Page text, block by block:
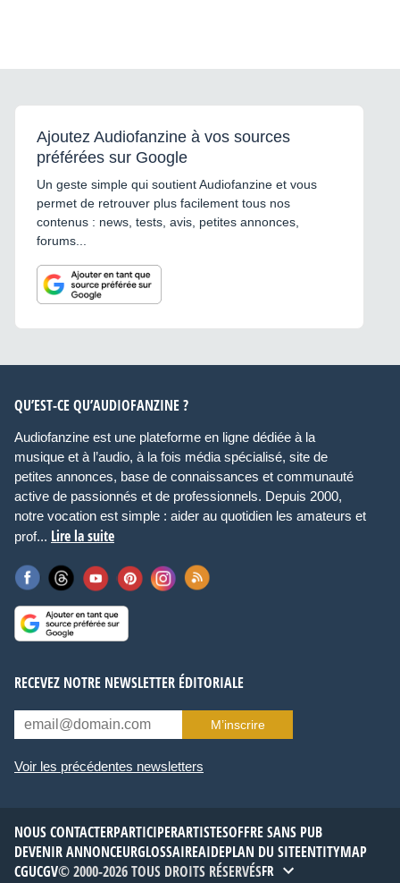
Ajoutez Audiofanzine à vos sources
préférées sur Google
Un geste simple qui soutient Audiofanzine et vous
permet de retrouver plus facilement tous nos
contenus : news, tests, avis, petites annonces,
forums...
QU’EST-CE QU’AUDIOFANZINE ?
Audiofanzine est une plateforme en ligne dédiée à la
musique et à l’audio, à la fois média spécialisé, site de
petites annonces, base de connaissances et communauté
active de passionnés et de professionnels. Depuis 2000,
notre vocation est simple : aider au quotidien les amateurs et
prof... Lire la suite
RECEVEZ NOTRE NEWSLETTER ÉDITORIALE
M’inscrire
Voir les précédentes newsletters
NOUS CONTACTERPARTICIPERARTISTESOFFRE SANS PUB
DEVENIR ANNONCEURGLOSSAIREAIDEPLAN DU SITEENTITYMAP
CGUCGV© 2000-2026 TOUS DROITS RÉSERVÉSFR